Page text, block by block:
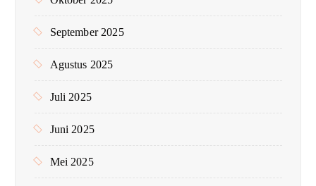
September 2025
Agustus 2025
Juli 2025
Juni 2025
Mei 2025